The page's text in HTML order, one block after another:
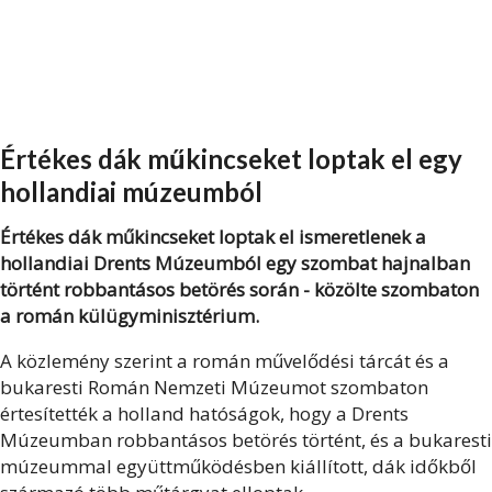
Értékes dák műkincseket loptak el egy
hollandiai múzeumból
Értékes dák műkincseket loptak el ismeretlenek a
hollandiai Drents Múzeumból egy szombat hajnalban
történt robbantásos betörés során - közölte szombaton
a román külügyminisztérium.
A közlemény szerint a román művelődési tárcát és a
bukaresti Román Nemzeti Múzeumot szombaton
értesítették a holland hatóságok, hogy a Drents
Múzeumban robbantásos betörés történt, és a bukaresti
múzeummal együttműködésben kiállított, dák időkből